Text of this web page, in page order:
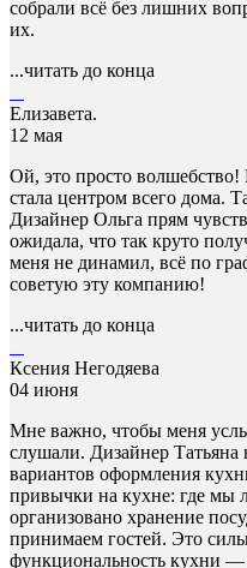
собрали всё без лишних
их.
...читать до конца
Елизавета.
12 мая
Ой, это просто
стала центром всего дома.
Дизайнер Ольга прям
ожидала, что так круто
меня не динамил, всё по
советую эту компанию!
...читать до конца
Ксения Негодяева
04 июня
Мне важно, чтобы меня
слушали. Дизайнер Татьяна
вариантов оформления
привычки на кухне: где мы
организовано хранение
принимаем гостей. Это
функциональность кухни —